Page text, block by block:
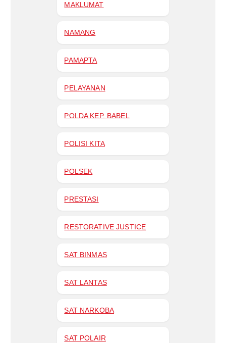
MAKLUMAT
NAMANG
PAMAPTA
PELAYANAN
POLDA KEP. BABEL
POLISI KITA
POLSEK
PRESTASI
RESTORATIVE JUSTICE
SAT BINMAS
SAT LANTAS
SAT NARKOBA
SAT POLAIR